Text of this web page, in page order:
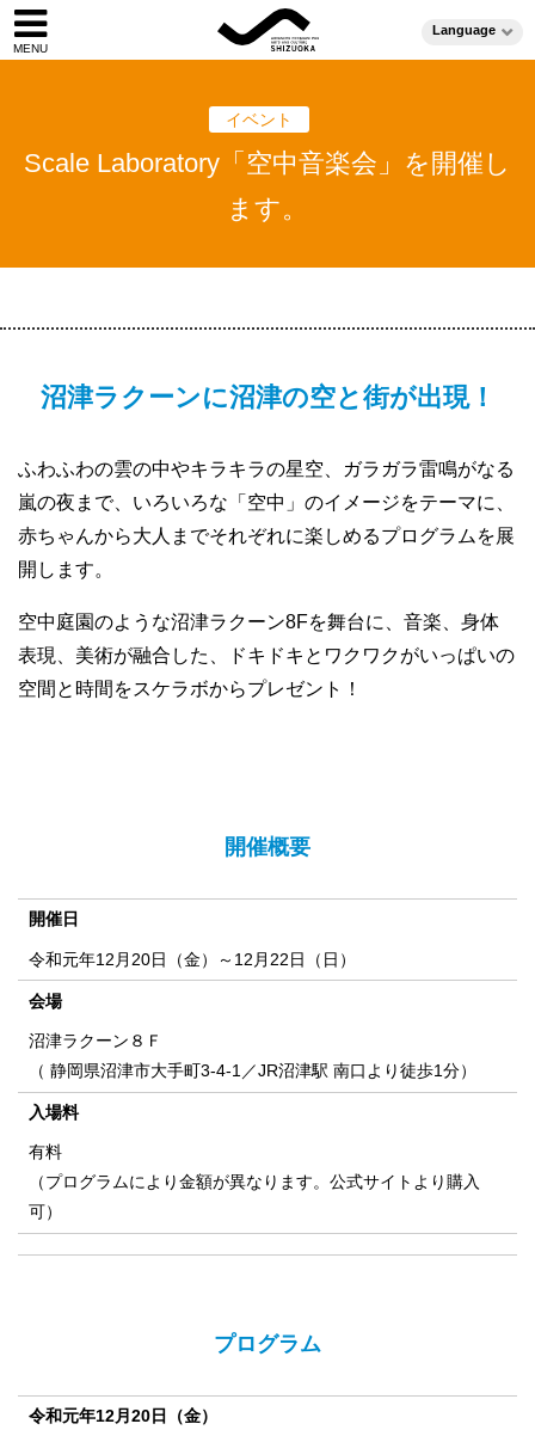
Language
イベント
Scale Laboratory「空中音楽会」を開催し
ます。
沼津ラクーンに沼津の空と街が出現！
ふわふわの雲の中やキラキラの星空、ガラガラ雷鳴がなる
嵐の夜まで、いろいろな「空中」のイメージをテーマに、
赤ちゃんから大人までそれぞれに楽しめるプログラムを展
開します。
空中庭園のような沼津ラクーン8Fを舞台に、音楽、身体
表現、美術が融合した、ドキドキとワクワクがいっぱいの
空間と時間をスケラボからプレゼント！
開催概要
開催日
令和元年12月20日（金）～12月22日（日）
会場
沼津ラクーン８Ｆ
（ 静岡県沼津市大手町3-4-1／JR沼津駅 南口より徒歩1分）
入場料
有料
（プログラムにより金額が異なります。公式サイトより購入
可）
プログラム
令和元年12月20日（金）